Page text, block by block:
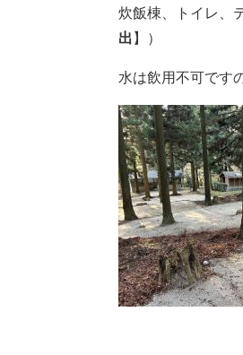
炊飯棟、トイレ、
出 】）
水は飲用不可です